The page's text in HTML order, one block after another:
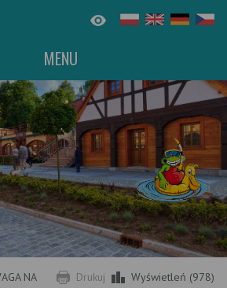
MENU
Drukuj Wyświetleń (978)
NA